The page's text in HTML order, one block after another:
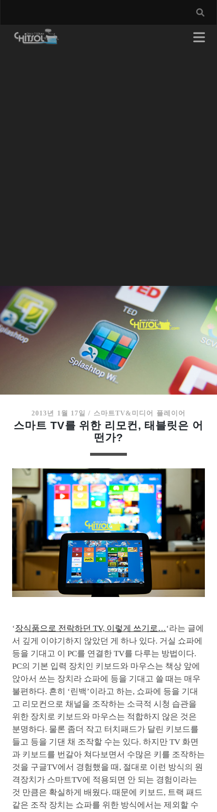
2013년 1월 17일 / 스마트TV&미디어 플레이어
스마트 TV를 위한 리모컨, 태블릿은 어
떤가?
‘장식품으로 전락하던 TV, 이렇게 쓰기로…‘라는 글에
서 깊게 이야기하지 않았던 게 하나 있다. 거실 쇼파에
등을 기대고 이 PC를 연결한 TV를 다루는 방법이다.
PC의 기본 입력 장치인 키보드와 마우스는 책상 앞에
앉아서 쓰는 장치라 쇼파에 등을 기대고 쓸 때는 매우
불편하다. 흔히 ‘린백’이라고 하는, 쇼파에 등을 기대
고 리모컨으로 채널을 조작하는 소극적 시청 습관을
위한 장치로 키보드와 마우스는 적합하지 않은 것은
분명하다. 물론 좀더 작고 터치패드가 달린 키보드를
들고 등을 기댄 채 조작할 수는 있다. 하지만 TV 화면
과 키보드를 번갈아 쳐다보면서 수많은 키를 조작하는
것을 구글TV에서 경험했을 때, 절대로 이런 방식의 원
격장치가 스마트TV에 적용되면 안 되는 경험이라는
것 만큼은 확실하게 배웠다. 때문에 키보드, 트랙 패드
같은 조작 장치는 쇼파를 위한 방식에서는 제외할 수